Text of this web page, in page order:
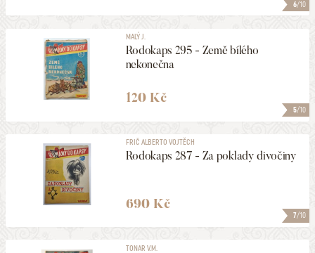
6/10
5/10
MALÝ J.
Rodokaps 295 - Země bílého
nekonečna
120 Kč
7/10
FRIČ ALBERTO VOJTĚCH
Rodokaps 287 - Za poklady divočiny
690 Kč
TONAR V.M.